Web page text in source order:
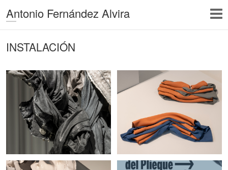
Antonio Fernández Alvira
INSTALACIÓN